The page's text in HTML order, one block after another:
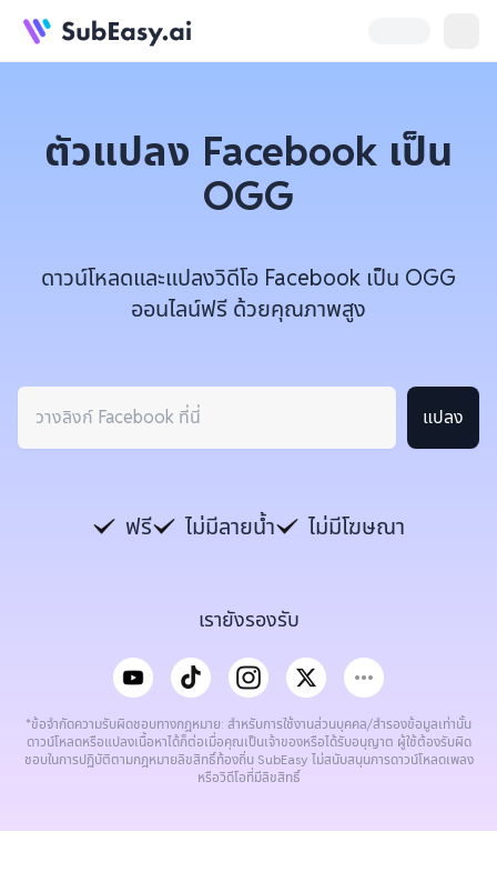
ตัวแปลง Facebook เป็น
OGG
ดาวน์โหลดและแปลงวิดีโอ Facebook เป็น OGG
ออนไลน์ฟรี ด้วยคุณภาพสูง
แปลง
ฟรี ไม่มีลายน้ำ ไม่มีโฆษณา
เรายังรองรับ
*ข้อจำกัดความรับผิดชอบทางกฎหมาย: สำหรับการใช้งานส่วนบุคคล/สำรองข้อมูลเท่านั้น
ดาวน์โหลดหรือแปลงเนื้อหาได้ก็ต่อเมื่อคุณเป็นเจ้าของหรือได้รับอนุญาต ผู้ใช้ต้องรับผิด
ชอบในการปฏิบัติตามกฎหมายลิขสิทธิ์ท้องถิ่น SubEasy ไม่สนับสนุนการดาวน์โหลดเพลง
หรือวิดีโอที่มีลิขสิทธิ์